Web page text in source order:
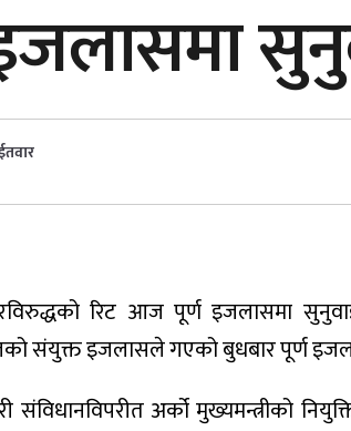
रिट आज पूर्ण इजलासमा
संयुक्त इजलासले गएको बुधबार पूर्ण
संविधानविपरीत अर्को मुख्यमन्त्रीको